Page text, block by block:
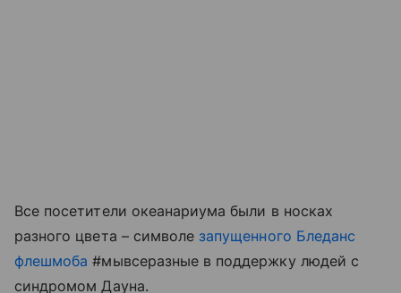
Все посетители океанариума были в носках
разного цвета – символе запущенного Бледанс
флешмоба #мывсеразные в поддержку людей с
синдромом Дауна.